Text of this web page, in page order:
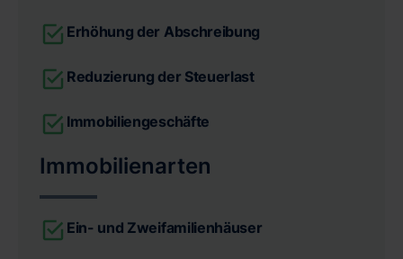
Erhöhung der Abschreibung
Reduzierung der Steuerlast
Immobiliengeschäfte
Immobilienarten
Ein- und Zweifamilienhäuser